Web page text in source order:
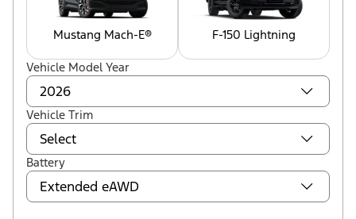
Mustang Mach-E® F-150 Lightning
Vehicle Model Year
Vehicle Trim
Battery